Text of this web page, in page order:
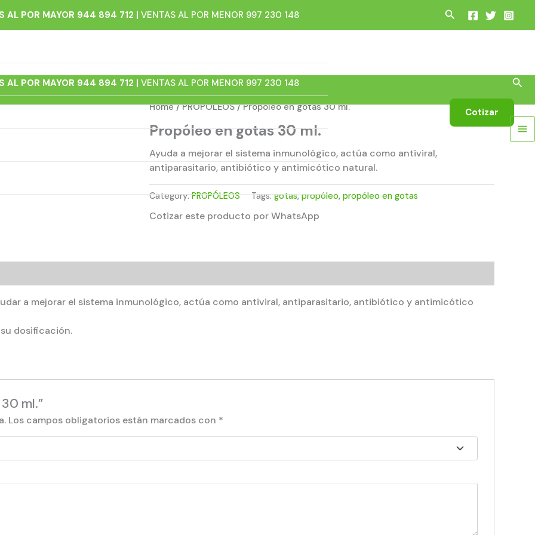
AL POR MAYOR 944 894 712 | VENTAS AL POR MENOR 997 230 148 Search
Cotizar
AL POR MAYOR 944 894 712 | VENTAS AL POR MENOR 997 230 148
Home/PROPÓLEOS/ Propóleo en gotas 30 ml.
Propóleo en gotas 30 ml.
Ayuda a mejorar el sistema inmunológico, actúa como antiviral,
antiparasitario, antibiótico y antimicótico natural.
Category:PROPÓLEOS Tags:gotas,propóleo,propóleo en gotas
Cotizar este producto por WhatsApp
a mejorar el sistema inmunológico, actúa como antiviral, antiparasitario, antibiótico y antimicótico
dosificación.
ml.”
Los campos obligatorios están marcados con *